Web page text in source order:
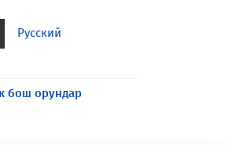
Русский
бош орундар